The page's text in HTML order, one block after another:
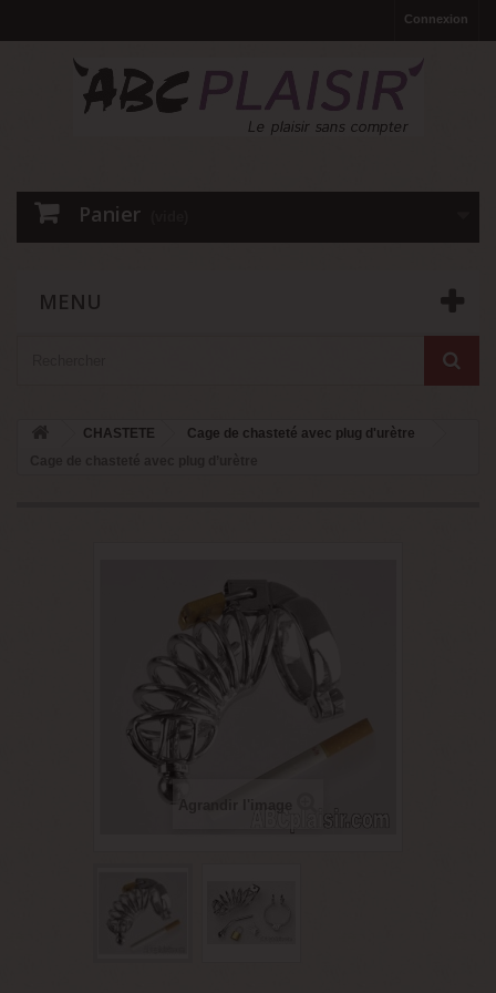
Connexion
Panier
MENU
CHASTETE
Cage de chasteté avec plug d'urètre